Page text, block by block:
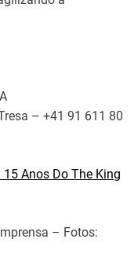
– +41 91 611 80
Anos Do The King
– Fotos: